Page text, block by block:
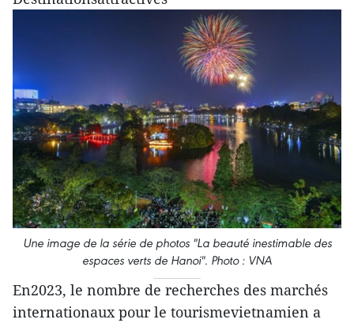
Une image de la série de photos "La beauté inestimable des
espaces verts de Hanoi". Photo : VNA
En2023, le nombre de recherches des marchés
internationaux pour le tourismevietnamien a